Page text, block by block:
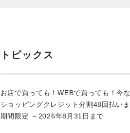
トピックス
お店で買っても！WEBで買っても！今
ショッピングクレジット分割48回払い
期間限定 ～2026年8月31日まで